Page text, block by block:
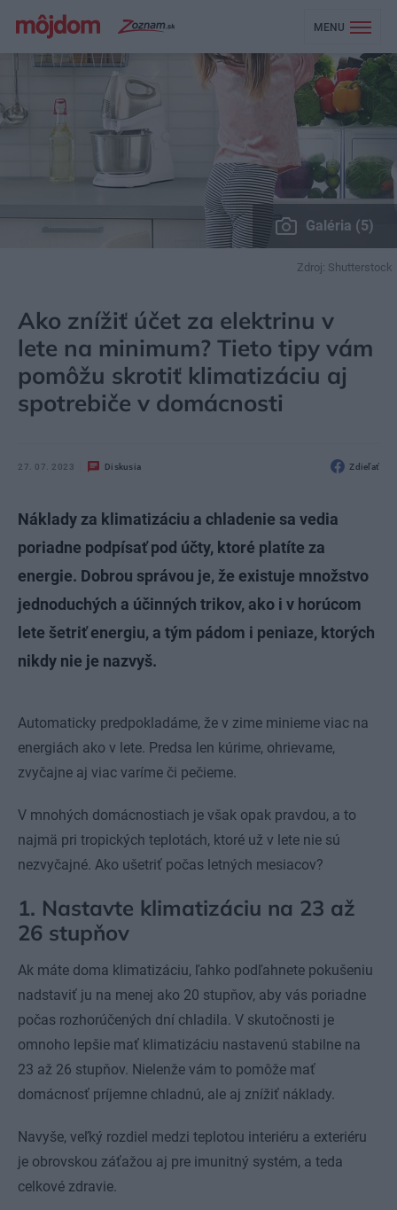
MENU
Galéria (5)
Zdroj: Shutterstock
Ako znížiť účet za elektrinu v
lete na minimum? Tieto tipy vám
pomôžu skrotiť klimatizáciu aj
spotrebiče v domácnosti
27. 07. 2023 Diskusia Zdieľať
Náklady za klimatizáciu a chladenie sa vedia
poriadne podpísať pod účty, ktoré platíte za
energie. Dobrou správou je, že existuje množstvo
jednoduchých a účinných trikov, ako i v horúcom
lete šetriť energiu, a tým pádom i peniaze, ktorých
nikdy nie je nazvyš.
Automaticky predpokladáme, že v zime minieme viac na
energiách ako v lete. Predsa len kúrime, ohrievame,
zvyčajne aj viac varíme či pečieme.
V mnohých domácnostiach je však opak pravdou, a to
najmä pri tropických teplotách, ktoré už v lete nie sú
nezvyčajné. Ako ušetriť počas letných mesiacov?
1. Nastavte klimatizáciu na 23 až
26 stupňov
Ak máte doma klimatizáciu, ľahko podľahnete pokušeniu
nadstaviť ju na menej ako 20 stupňov, aby vás poriadne
počas rozhorúčených dní chladila. V skutočnosti je
omnoho lepšie mať klimatizáciu nastavenú stabilne na
23 až 26 stupňov. Nielenže vám to pomôže mať
domácnosť príjemne chladnú, ale aj znížiť náklady.
Navyše, veľký rozdiel medzi teplotou interiéru a exteriéru
je obrovskou záťažou aj pre imunitný systém, a teda
celkové zdravie.